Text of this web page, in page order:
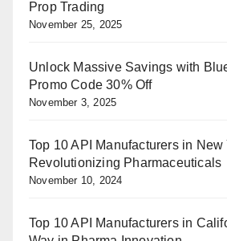
Prop Trading
November 25, 2025
Unlock Massive Savings with
Promo Code 30% Off
November 3, 2025
Top 10 API Manufacturers in New
Revolutionizing Pharmaceuticals
November 10, 2024
Top 10 API Manufacturers in